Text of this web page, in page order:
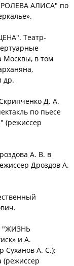
АЛИСА" по
Театр-
Москвы, в том
др.
Д. А.
по пьесе
(режиссер
А. В. в
Дроздов А.
"ЖИЗНЬ
и А.
Суханов А. С.);